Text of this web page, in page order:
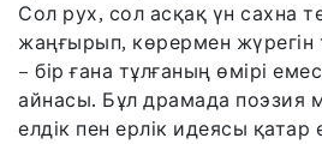
Сол рух, сол асқақ үн сахна
жаңғырып, көрермен жүрегін
– бір ғана тұлғаның өмірі
айнасы. Бұл драмада поэзия
елдік пен ерлік идеясы қатар